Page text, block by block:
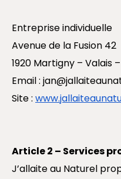
Entreprise individuelle
Avenue de la Fusion 42
1920 Martigny – Valais
Email :
Site :
Article 2 – Services
J’allaite au Naturel